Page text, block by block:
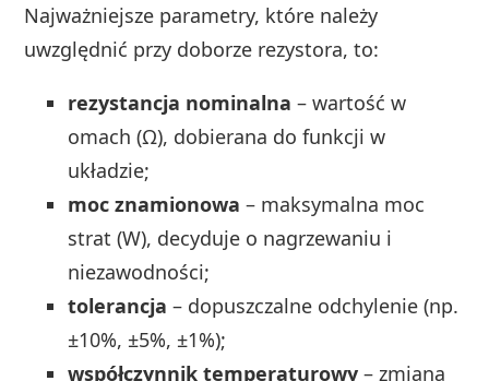
Najważniejsze parametry, które należy
uwzględnić przy doborze rezystora, to:
rezystancja nominalna – wartość w
omach (Ω), dobierana do funkcji w
układzie;
moc znamionowa – maksymalna moc
strat (W), decyduje o nagrzewaniu i
niezawodności;
tolerancja – dopuszczalne odchylenie (np.
±10%, ±5%, ±1%);
współczynnik temperaturowy – zmiana